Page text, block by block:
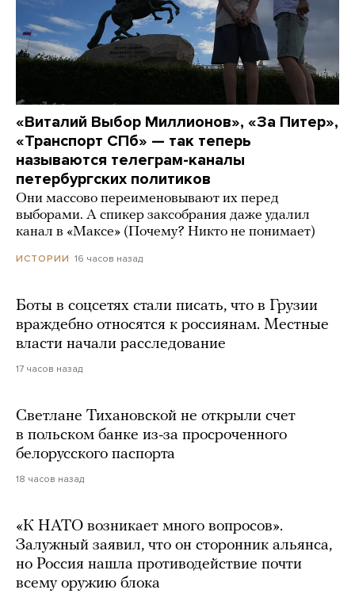
«Виталий Выбор Миллионов», «За Питер»,
«Транспорт СПб» — так теперь
называются телеграм-каналы
петербургских политиков
Они массово переименовывают их перед
выборами. А спикер заксобрания даже удалил
канал в «Максе» (Почему? Никто не понимает)
ИСТОРИИ 16 часов назад
Боты в соцсетях стали писать, что в Грузии
враждебно относятся к россиянам. Местные
власти начали расследование
17 часов назад
Светлане Тихановской не открыли счет
в польском банке из-за просроченного
белорусского паспорта
18 часов назад
«К НАТО возникает много вопросов».
Залужный заявил, что он сторонник альянса,
но Россия нашла противодействие почти
всему оружию блока